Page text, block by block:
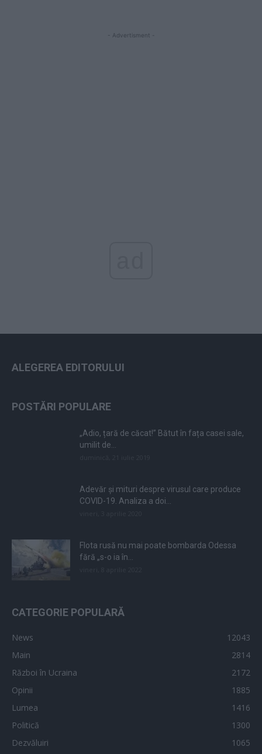
- Advertisment -
ALEGEREA EDITORULUI
POSTĂRI POPULARE
„Adio, țară de căcat!” Bătut în fața casei sale,
umilit de...
Adevăr și mituri despre virusul care produce
COVID-19. Analiza a doi...
Flota rusă nu mai poate bombarda Odessa
fără „s-o ia în...
CATEGORIE POPULARĂ
News
12043
Main
2814
Război în Ucraina
2172
Opinii
1885
Lumea
1416
Politică
1300
Dezvăluiri
1065